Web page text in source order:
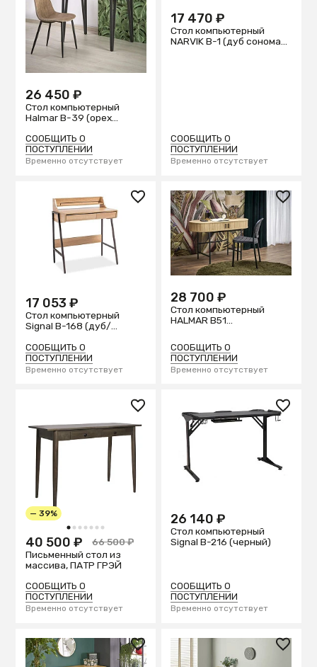
26 450 ₽
Стол компьютерный
Halmar B-39 (орех
СООБЩИТЬ О
ПОСТУПЛЕНИИ
Временно отсутствует
17 470 ₽
Стол компьютерный
NARVIK B-1 (дуб сонома/
СООБЩИТЬ О
ПОСТУПЛЕНИИ
Временно отсутствует
17 053 ₽
Стол компьютерный
Signal B-168 (дуб/
СООБЩИТЬ О
ПОСТУПЛЕНИИ
Временно отсутствует
28 700 ₽
Стол компьютерный
HALMAR B51
СООБЩИТЬ О
ПОСТУПЛЕНИИ
Временно отсутствует
1 2 3 4 5 6 7
— 39%
40 500 ₽
66 500 ₽
Письменный стол из
массива, ПАТР ГРЭЙ
СООБЩИТЬ О
ПОСТУПЛЕНИИ
Временно отсутствует
26 140 ₽
Стол компьютерный
Signal B-216 (черный)
СООБЩИТЬ О
ПОСТУПЛЕНИИ
Временно отсутствует